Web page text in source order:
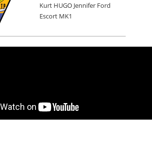
Kurt HUGO Jennifer Ford
Escort MK1